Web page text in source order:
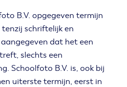
B.V. opgegeven termijn
schriftelijk en
dat het een
slechts een
Schoolfoto B.V. is, ook bij
uiterste termijn, eerst in